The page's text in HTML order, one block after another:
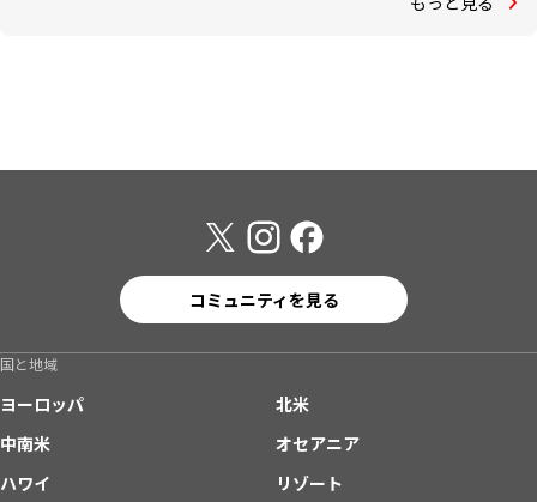
コミュニティを見る
国と地域
ヨーロッパ
北米
中南米
オセアニア
ハワイ
リゾート